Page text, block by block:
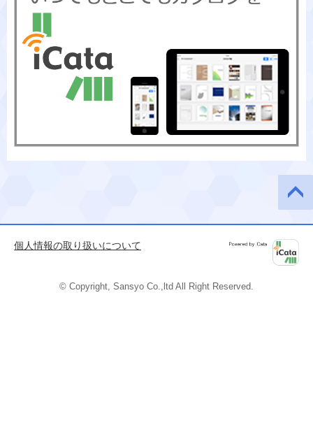
ージの
先頭へ
個人情報の取り扱いについて
© Copyright, Sansyo Co.,ltd All Right Reserved.
iCata